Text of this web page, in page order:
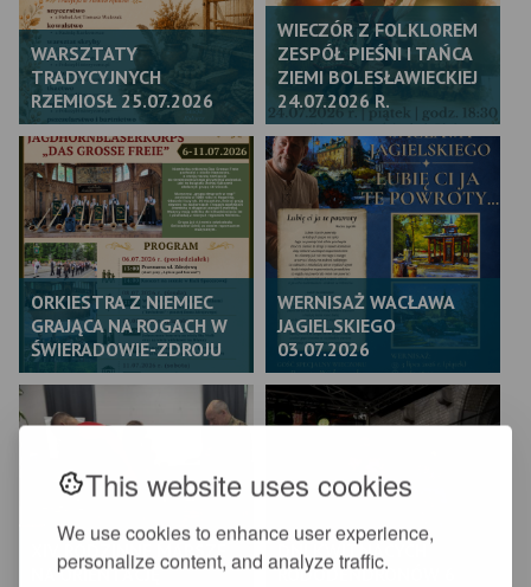
This website uses cookies
We use cookies to enhance user experience,
personalize content, and analyze traffic.
WARSZTATY
TRADYCYJNYCH
RZEMIOSŁ 25.07.2026
WIECZÓR Z FOLKLOREM
ZESPÓŁ PIEŚNI I TAŃCA
ZIEMI BOLESŁAWIECKIEJ
24.07.2026 R.
ORKIESTRA Z NIEMIEC
GRAJĄCA NA ROGACH W
ŚWIERADOWIE-ZDROJU
WERNISAŻ WACŁAWA
JAGIELSKIEGO
03.07.2026
XIV RODZINNE MARSZE
NA ORIENTACJĘ
DNI KWITNĄCYCH
RODODENDRONÓW 6